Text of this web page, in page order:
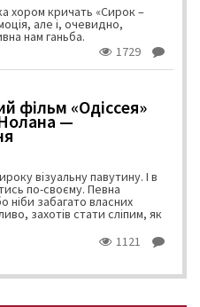
хором кричать «Сирок –
але і, очевидно,
нам ганьба.
1729
фільм «Одіссея»
—
візуальну павутину. І в
по-своєму. Певна
ніби забагато власних
захотів стати сліпим, як
1121